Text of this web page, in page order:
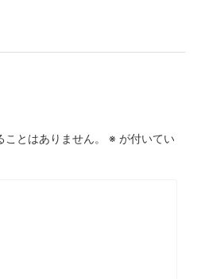
とはありません。 ※ が付いてい